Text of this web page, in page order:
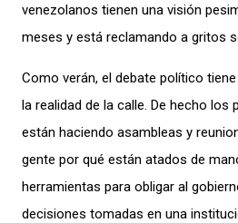
venezolanos tienen una visión
meses y está reclamando a gritos
Como verán, el debate político
la realidad de la calle. De hecho los
están haciendo asambleas y
gente por qué están atados de
herramientas para obligar al
decisiones tomadas en una